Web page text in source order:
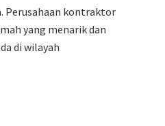
Perusahaan kontraktor
yang menarik dan
di wilayah